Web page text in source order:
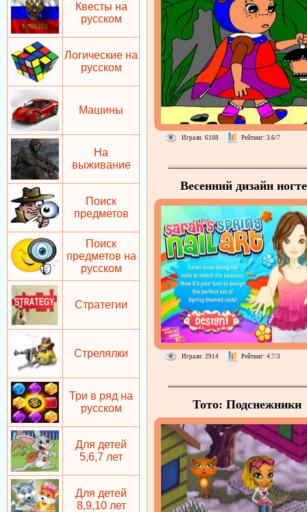
Квесты на
русском
Логические на
русском
Машины
На
выживание
Поиск
предметов
Поиск
предметов на
русском
Стратегии
Стрелялки
Три в ряд на
русском
Для детей
5,6,7 лет
Для детей
8,9,10 лет
Играли: 6108 Рейтинг: 3.6/7
Весенний дизайн
Играли: 2914 Рейтинг: 4.7/3
Тото: Подснежники